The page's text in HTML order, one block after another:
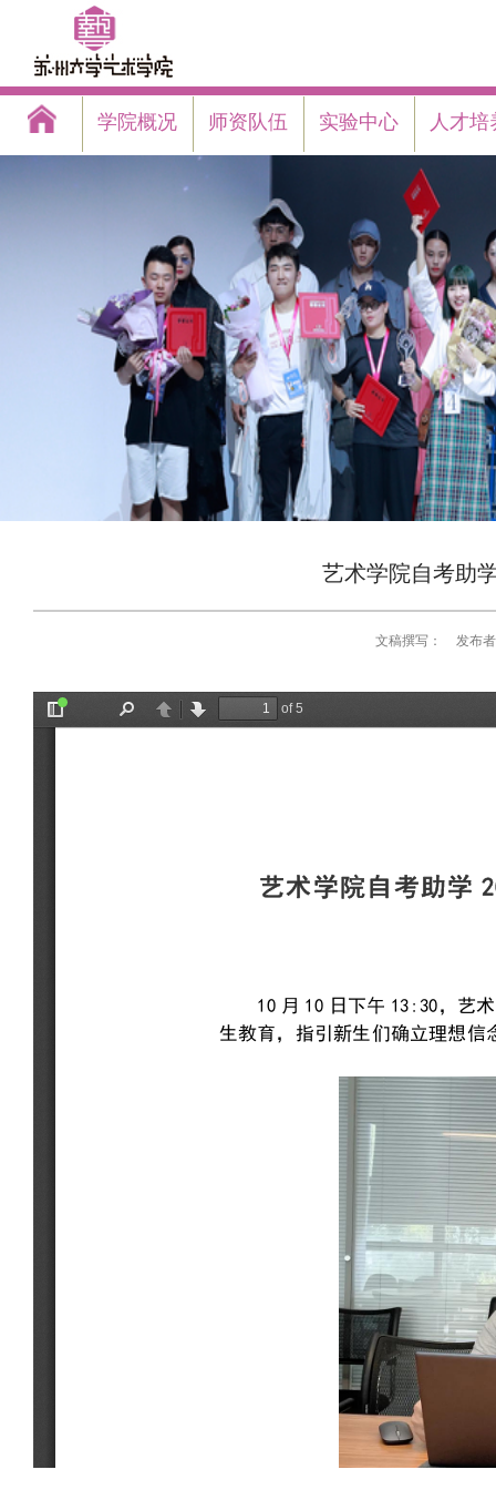
学院概况 师资队伍 实验中心 人才培
艺术学院自考助
文稿撰写： 发布